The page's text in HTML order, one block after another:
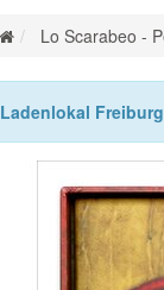
Lo Scarabeo -
Ladenlokal Freiburg